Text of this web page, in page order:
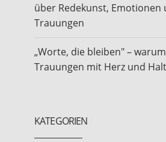
über Redekunst, Emotionen
Trauungen
„Worte, die bleiben" –
Trauungen mit Herz und
KATEGORIEN